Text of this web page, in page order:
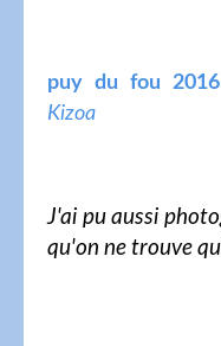
puy du fou
Kizoa
J'ai pu aussi
qu'on ne trouve